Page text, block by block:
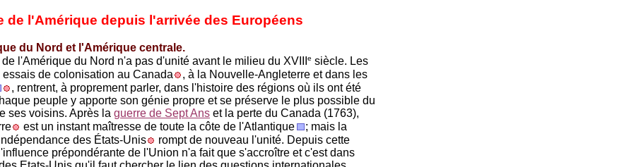
de l'Amérique depuis l'arrivée des Européens
du Nord et l'Amérique centrale.
l'Amérique du Nord n'a pas d'unité avant le milieu du XVIII
e siècle. Les
essais de colonisation au Canada
, à la Nouvelle-Angleterre et dans les
, rentrent, à proprement parler, dans l'histoire des régions où ils ont été
peuple y apporte son génie propre et se préserve le plus possible du
ses voisins. Après la guerre de Sept Ans et la perte du Canada (1763),
est un instant maîtresse de toute la côte de l'Atlantique
; mais la
des États-Unis
rompt de nouveau l'unité. Depuis cette
prépondérante de l'Union n'a fait que s'accroître et c'est dans